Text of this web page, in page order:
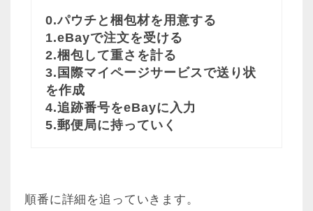
0.パウチと梱包材を用意する
1.eBayで注文を受ける
2.梱包して重さを計る
3.国際マイページサービスで送り状
を作成
4.追跡番号をeBayに入力
5.郵便局に持っていく
順番に詳細を追っていきます。